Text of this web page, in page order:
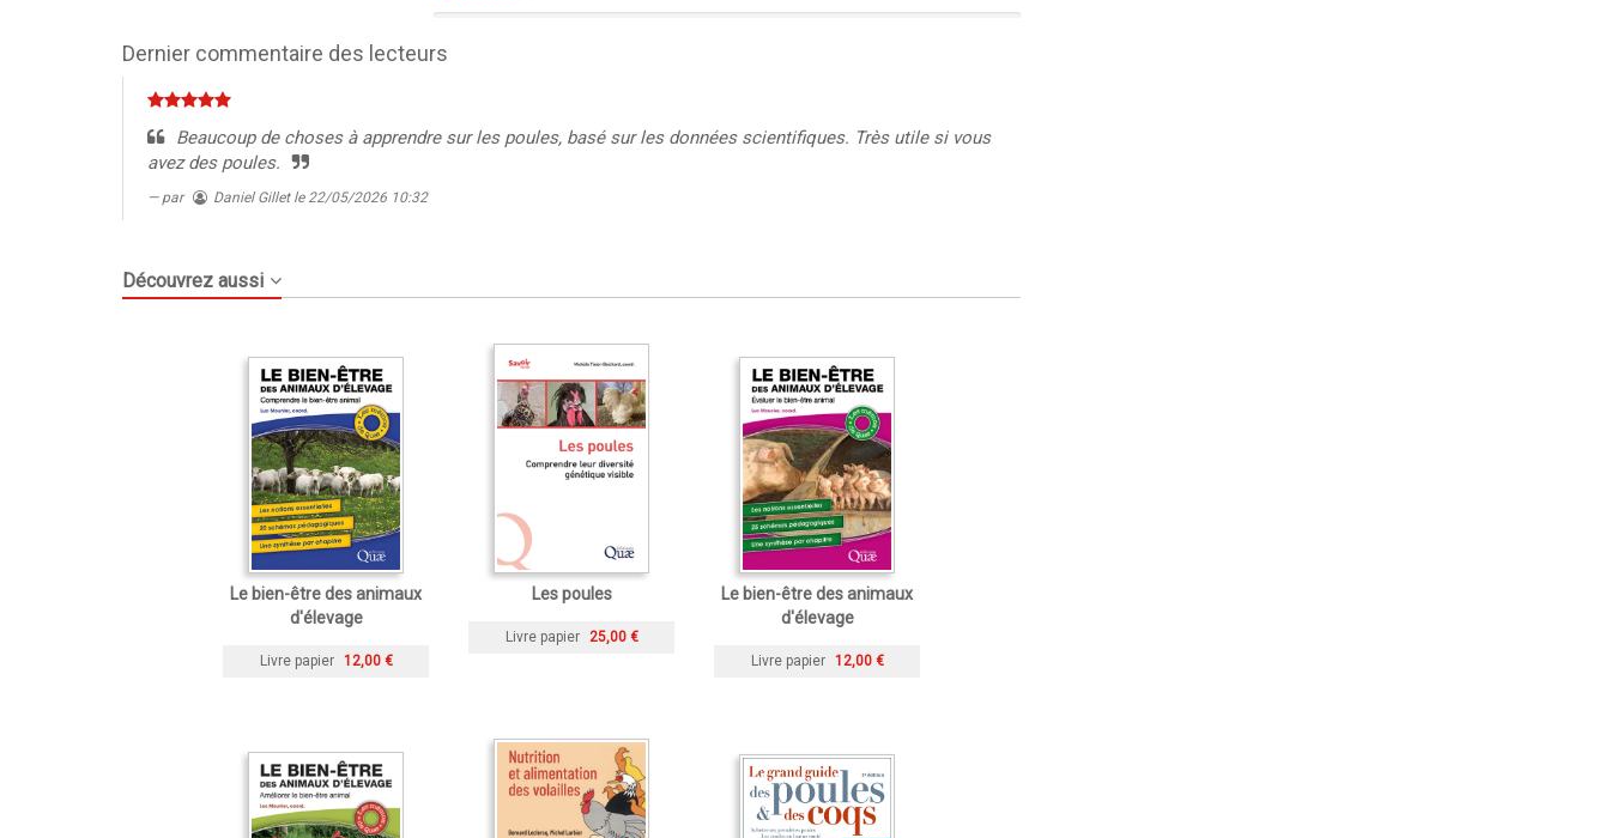
Dernier commentaire des lecteurs
Beaucoup de choses à apprendre sur les poules, basé sur les données scientifiques. Très utile si vous
avez des poules.
par Daniel Gillet le 22/05/2026 10:32
Découvrez aussi
Le bien-être des animaux
d'élevage
Livre papier 12,00 €
Les poules
Livre papier 25,00 €
Le bien-être des animaux
d'élevage
Livre papier 12,00 €